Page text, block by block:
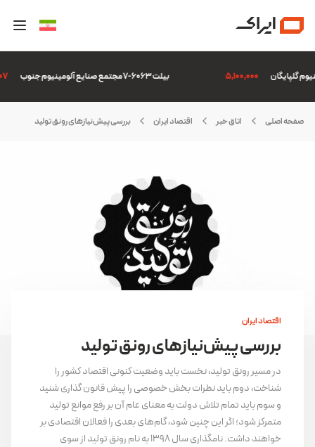
بیلت 6063-7 مجتمع صنایع آلومینیوم جنوب 5,100,000
صفحه اصلی اتاق خبر اقتصاد ایران بررسی پیش‌نیازهای رونق تولید
اقتصاد ایران
بررسی پیش‌نیازهای رونق تولید
در مسیر رونق تولید، نخست باید وضعیت کنونی اقتصاد کشور را
شناخت، دوم باید نظرات بخش خصوصی را پیش قانون گذاری شنید
و سوم باید تمام تلاش دولت به معنای عام آن بر رفع موانع تولید
متمرکز شود؛ اگر این چنین شود، گام‌های بعدی را فعالان اقتصادی بر
خواهند داشت. نامگذاری سال ۱۳۹۸ به نام رونق تولید از سوی